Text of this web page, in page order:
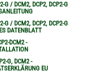
G / DCM2, DCP2, DCP2-G
G / DCM2, DCP2, DCP2-G
DATENBLATT
DCM2 -
G, DCM2 -
EU